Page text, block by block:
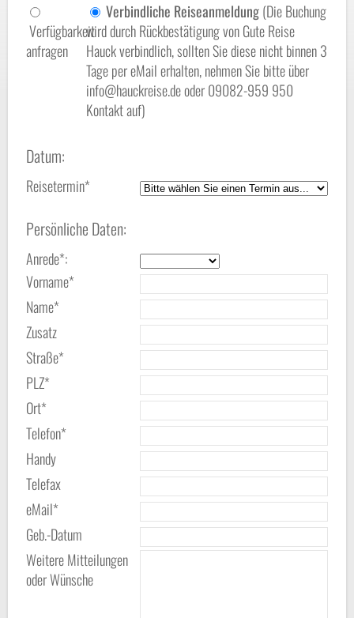
Verfügbarkeit
anfragen
Verbindliche Reiseanmeldung(Die Buchung
wird durch Rückbestätigung von Gute Reise
Hauck verbindlich, sollten Sie diese nicht binnen 3
Tage per eMail erhalten, nehmen Sie bitte über
info@hauckreise.de oder 09082-959 950
Kontakt auf)
Datum:
Reisetermin*
Persönliche Daten:
Anrede*:
Vorname*
Name*
Zusatz
Straße*
PLZ*
Ort*
Telefon*
Handy
Telefax
eMail*
Geb.-Datum
Weitere Mitteilungen
oder Wünsche